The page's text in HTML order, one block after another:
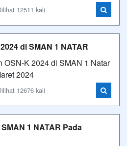
12511 kali
di SMAN 1 NATAR
OSN-K 2024 di SMAN 1 Natar
2024
12676 kali
1 NATAR Pada